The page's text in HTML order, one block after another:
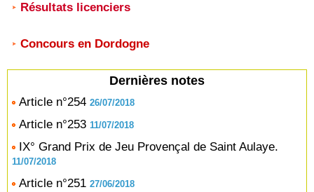
Résultats licenciers
Concours en Dordogne
Dernières notes
Article n°254 26/07/2018
Article n°253 11/07/2018
IX° Grand Prix de Jeu Provençal de Saint Aulaye.
11/07/2018
Article n°251 27/06/2018